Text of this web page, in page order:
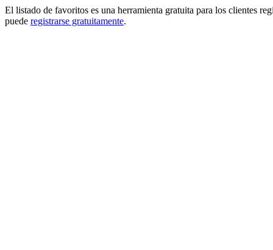
El listado de favoritos es una herramienta gratuita para los clientes
puede registrarse gratuitamente.